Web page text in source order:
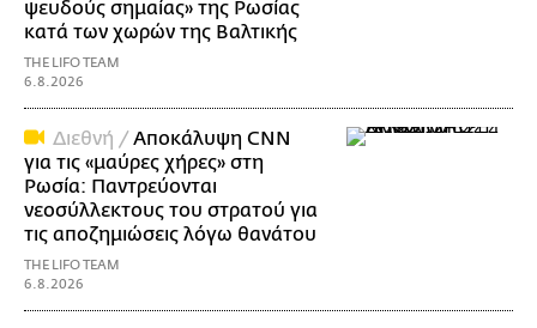
ψευδούς σημαίας» της Ρωσίας
κατά των χωρών της Βαλτικής
THE LIFO TEAM
6.8.2026
Διεθνή /Αποκάλυψη CNN
για τις «μαύρες χήρες» στη
Ρωσία: Παντρεύονται
νεοσύλλεκτους του στρατού για
τις αποζημιώσεις λόγω θανάτου
THE LIFO TEAM
6.8.2026